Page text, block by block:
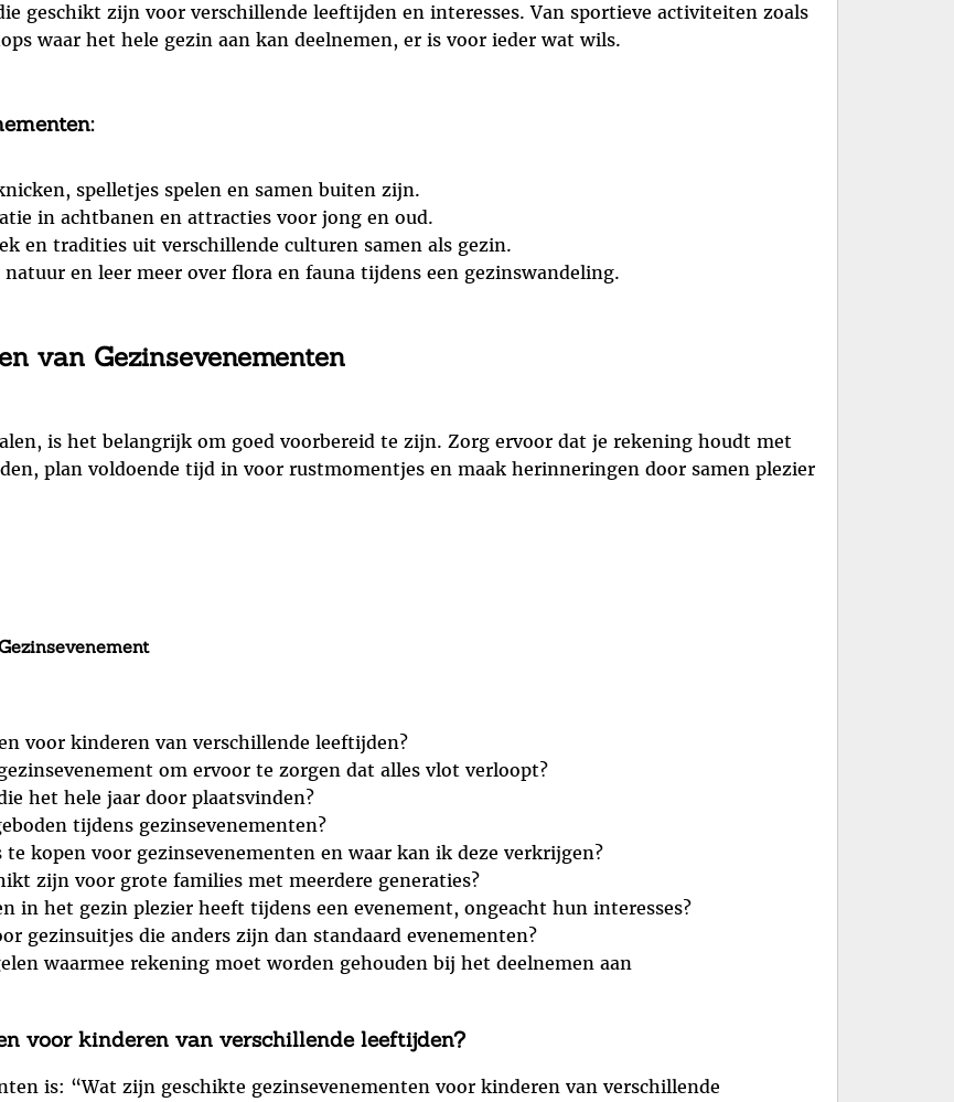
geschikt zijn voor verschillende leeftijden en interesses. Van sportieve activiteiten zoals
waar het hele gezin aan kan deelnemen, er is voor ieder wat wils.
spelletjes spelen en samen buiten zijn.
in achtbanen en attracties voor jong en oud.
en tradities uit verschillende culturen samen als gezin.
en leer meer over flora en fauna tijdens een gezinswandeling.
van Gezinsevenementen
is het belangrijk om goed voorbereid te zijn. Zorg ervoor dat je rekening houdt met
plan voldoende tijd in voor rustmomentjes en maak herinneringen door samen plezier
voor kinderen van verschillende leeftijden?
om ervoor te zorgen dat alles vlot verloopt?
het hele jaar door plaatsvinden?
tijdens gezinsevenementen?
kopen voor gezinsevenementen en waar kan ik deze verkrijgen?
zijn voor grote families met meerdere generaties?
in het gezin plezier heeft tijdens een evenement, ongeacht hun interesses?
gezinsuitjes die anders zijn dan standaard evenementen?
waarmee rekening moet worden gehouden bij het deelnemen aan
voor kinderen van verschillende leeftijden?
is: “Wat zijn geschikte gezinsevenementen voor kinderen van verschillende